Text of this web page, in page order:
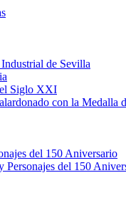
de Sevilla
Siglo XXI
con la Medalla
del 150 Aniversario
Personajes del 150